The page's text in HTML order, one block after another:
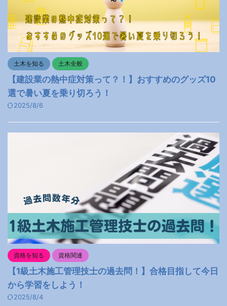
土木を知る 土木全般
【建設業の熱中症対策って？！】おすすめのグッズ10
選で暑い夏を乗り切ろう！
2025/8/6
資格を知る 資格関連
【1級土木施工管理技士の過去問！】合格目指して今日
から学習をしよう！
2025/8/4